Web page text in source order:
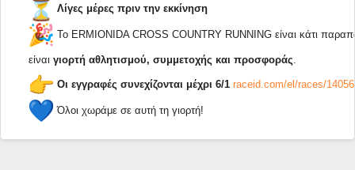
Λίγες μέρες πριν την εκκίνηση
Το ERMIONIDA CROSS COUNTRY RUNNING είναι κάτι
είναι γιορτή αθλητισμού, συμμετοχής και προσφοράς.
Οι εγγραφές συνεχίζονται μέχρι 6/1 raceid.com/el/races/
Όλοι χωράμε σε αυτή τη γιορτή!